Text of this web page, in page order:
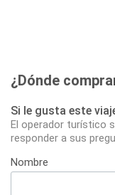
¿Dónde
Si le gusta este
El operador turístico
responder a sus
Nombre